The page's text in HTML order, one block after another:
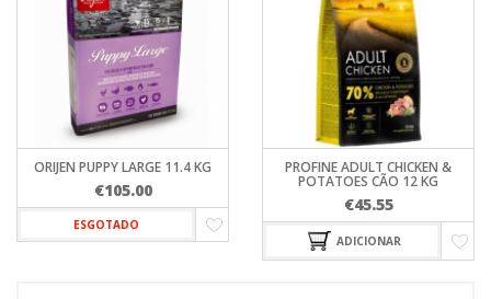
ORIJEN PUPPY LARGE 11.4 KG
€105.00
ESGOTADO
PROFINE ADULT CHICKEN &
POTATOES CÃO 12 KG
€45.55
ADICIONAR